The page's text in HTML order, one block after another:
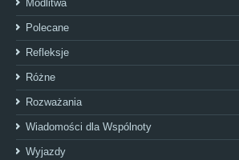
Modlitwa
Polecane
Refleksje
Różne
Rozważania
Wiadomości dla Wspólnoty
Wyjazdy